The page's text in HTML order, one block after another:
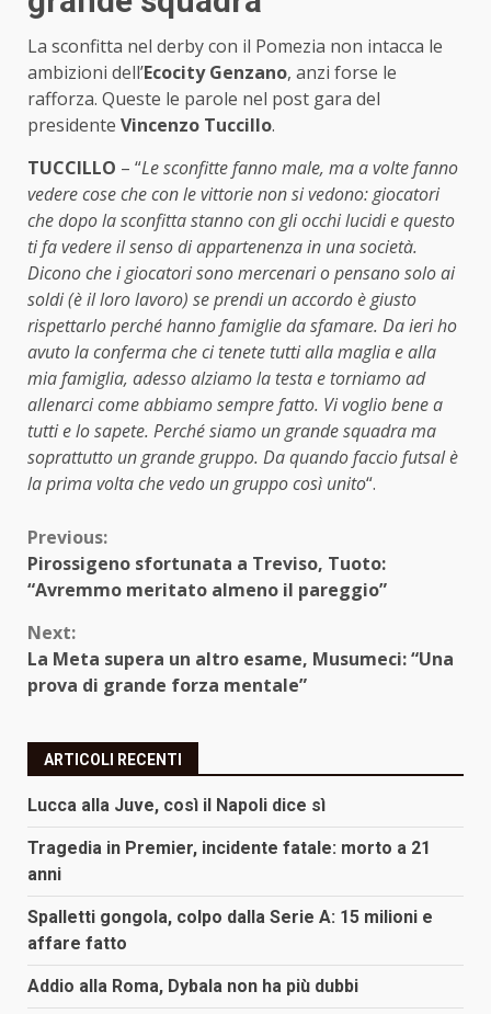
La sconfitta nel derby con il Pomezia non intacca le
ambizioni dell’Ecocity Genzano, anzi forse le
rafforza. Queste le parole nel post gara del
presidente Vincenzo Tuccillo.
TUCCILLO – “Le sconfitte fanno male, ma a volte fanno
vedere cose che con le vittorie non si vedono: giocatori
che dopo la sconfitta stanno con gli occhi lucidi e questo
ti fa vedere il senso di appartenenza in una società.
Dicono che i giocatori sono mercenari o pensano solo ai
soldi (è il loro lavoro) se prendi un accordo è giusto
rispettarlo perché hanno famiglie da sfamare. Da ieri ho
avuto la conferma che ci tenete tutti alla maglia e alla
mia famiglia, adesso alziamo la testa e torniamo ad
allenarci come abbiamo sempre fatto. Vi voglio bene a
tutti e lo sapete. Perché siamo un grande squadra ma
soprattutto un grande gruppo. Da quando faccio futsal è
la prima volta che vedo un gruppo così unito“.
Continue
Reading
Previous:
Pirossigeno sfortunata a Treviso, Tuoto:
“Avremmo meritato almeno il pareggio”
Next:
La Meta supera un altro esame, Musumeci: “Una
prova di grande forza mentale”
ARTICOLI RECENTI
Lucca alla Juve, così il Napoli dice sì
Tragedia in Premier, incidente fatale: morto a 21
anni
Spalletti gongola, colpo dalla Serie A: 15 milioni e
affare fatto
Addio alla Roma, Dybala non ha più dubbi